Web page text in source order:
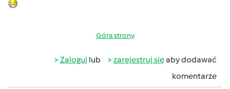
Góra strony
Zaloguj lub zarejestruj sięaby dodawać
komentarze